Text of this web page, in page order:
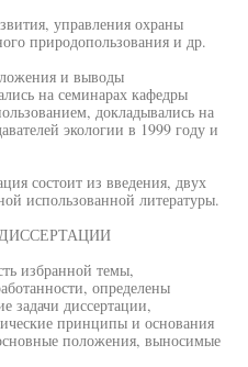
управления охраны
природопользования и др.
и выводы
на семинарах кафедры
докладывались на
экологии в 1999 году и
состоит из введения, двух
использованной литературы.
избранной темы,
определены
задачи диссертации,
принципы и основания
положения, выносимые